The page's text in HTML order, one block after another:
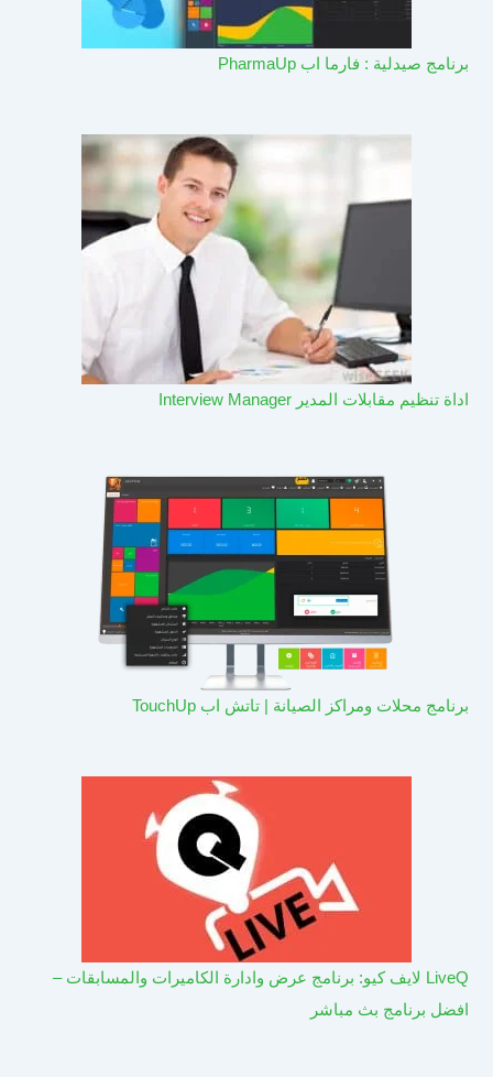
برنامج صيدلية : فارما اب PharmaUp​
اداة تنظيم مقابلات المدير Interview Manager
برنامج محلات ومراكز الصيانة | تاتش اب TouchUp
LiveQ لايف كيو: برنامج عرض وادارة الكاميرات والمسابقات –
افضل برنامج بث مباشر